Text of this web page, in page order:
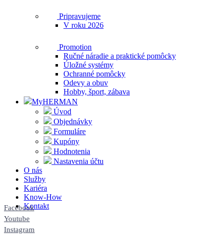
Pripravujeme
V roku 2026
Promotion
Ručné náradie a praktické pomôcky
Úložné systémy
Ochranné pomôcky
Odevy a obuv
Hobby, šport, zábava
MyHERMAN
Úvod
Objednávky
Formuláre
Kupóny
Hodnotenia
Nastavenia účtu
O nás
Služby
Kariéra
Know-How
Kontakt
Facebook
Youtube
Instagram